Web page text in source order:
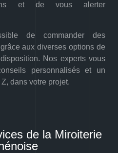
et de vous alerter
de commander des
aux diverses options de
Nos experts vous
personnalisés et un
dans votre projet.
de la Miroiterie